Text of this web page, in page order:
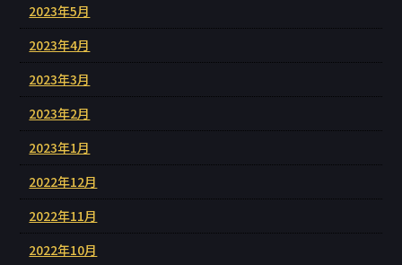
2023年5月
2023年4月
2023年3月
2023年2月
2023年1月
2022年12月
2022年11月
2022年10月